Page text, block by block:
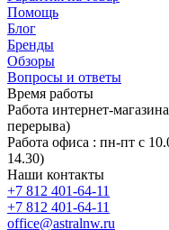
Помощь
Блог
Бренды
Обзоры
Вопросы и ответы
Время работы
Работа интернет-
перерыва)
Работа офиса : пн-пт с
14.30)
Наши контакты
+7 812 401-64-11
+7 812 401-64-11
office@astralnw.ru